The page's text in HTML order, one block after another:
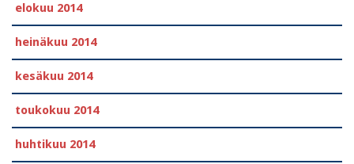
elokuu 2014
heinäkuu 2014
kesäkuu 2014
toukokuu 2014
huhtikuu 2014